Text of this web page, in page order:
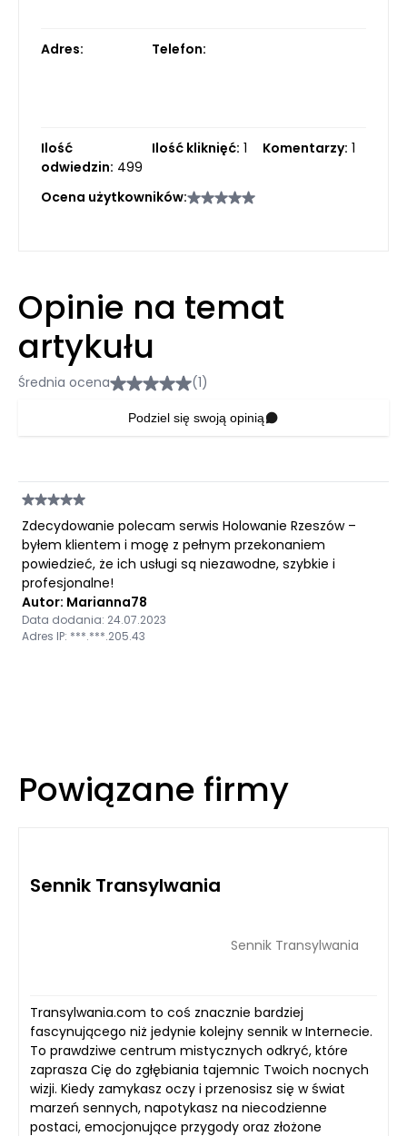
Adres: Telefon:
Ilość
odwiedzin: 499
Ilość kliknięć: 1 Komentarzy: 1
Ocena użytkowników:
Opinie na temat
artykułu
Średnia ocena (1)
Podziel się swoją opinią
Zdecydowanie polecam serwis Holowanie Rzeszów –
byłem klientem i mogę z pełnym przekonaniem
powiedzieć, że ich usługi są niezawodne, szybkie i
profesjonalne!
Autor: Marianna78
Data dodania: 24.07.2023
Adres IP: ***.***.205.43
Powiązane firmy
Sennik Transylwania
Sennik Transylwania
Transylwania.com to coś znacznie bardziej
fascynującego niż jedynie kolejny sennik w Internecie.
To prawdziwe centrum mistycznych odkryć, które
zaprasza Cię do zgłębiania tajemnic Twoich nocnych
wizji. Kiedy zamykasz oczy i przenosisz się w świat
marzeń sennych, napotykasz na niecodzienne
postaci, emocjonujące przygody oraz złożone